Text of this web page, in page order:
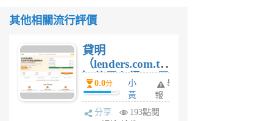
其他相關流行評價
貸明
（lenders.com.tw
）使用心得 — 民
間貸款比較平台
體驗
0.0分
小
黃
蜂
舉
報
分享
193點閱